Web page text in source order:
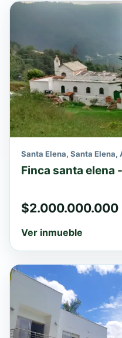
Santa Elena, Santa Elena,
Finca santa elena
$2.000.000.000
Ver inmueble